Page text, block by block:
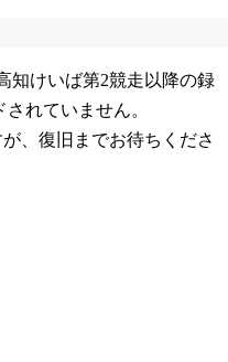
知けいば第2競走以降の録
れていません。
、復旧までお待ちくださ